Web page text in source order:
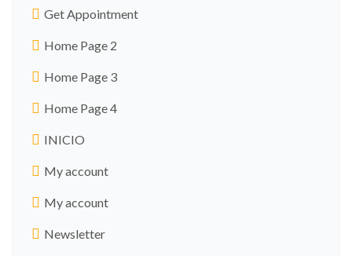
Get Appointment
Home Page 2
Home Page 3
Home Page 4
INICIO
My account
My account
Newsletter